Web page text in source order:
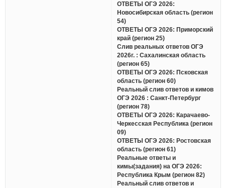
ОТВЕТЫ ОГЭ 2026:
Новосибирская область (регион
54)
ОТВЕТЫ ОГЭ 2026: Приморский
край (регион 25)
Слив реальных ответов ОГЭ
2026г. : Сахалинская область
(регион 65)
ОТВЕТЫ ОГЭ 2026: Псковская
область (регион 60)
Реальный слив ответов и кимов
ОГЭ 2026 : Санкт-Петербург
(регион 78)
ОТВЕТЫ ОГЭ 2026: Карачаево-
Черкесская Республика (регион
09)
ОТВЕТЫ ОГЭ 2026: Ростовская
область (регион 61)
Реальные ответы и
кимы(задания) на ОГЭ 2026:
Республика Крым (регион 82)
Реальный слив ответов и